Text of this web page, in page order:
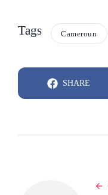
Tags Cameroun
SHARE